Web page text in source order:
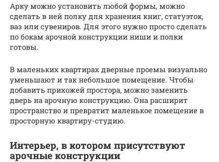
Арку можно установить любой формы, можно
сделать в ней полку для хранения книг, статуэток,
ваз или сувениров. Для этого нужно просто сделать
по бокам арочной конструкции ниши и полки
готовы.
В маленьких квартирах дверные проемы визуально
уменьшают и так небольшое помещение. Чтобы
добавить прихожей простора, можно заменить
дверь на арочную конструкцию. Она расширит
пространство и превратит маленькое помещение в
просторную квартиру-студию.
Интерьер, в котором присутствуют
арочные конструкции